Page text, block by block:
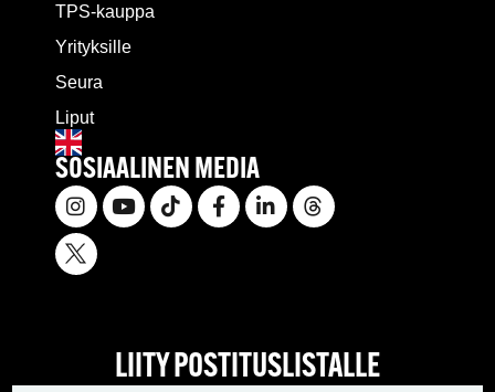
TPS-kauppa
Yrityksille
Seura
Liput
SOSIAALINEN MEDIA
LIITY POSTITUSLISTALLE